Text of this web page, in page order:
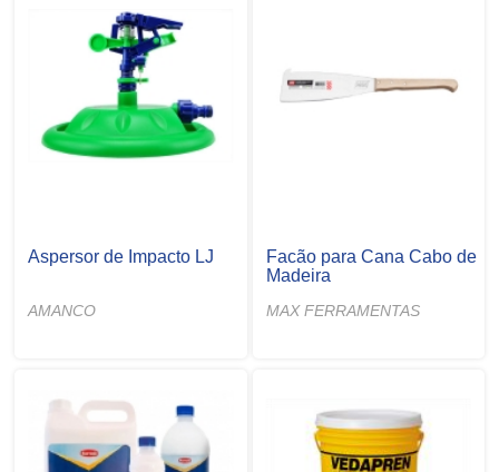
Aspersor de Impacto LJ
AMANCO
Facão para Cana Cabo de
Madeira
MAX FERRAMENTAS